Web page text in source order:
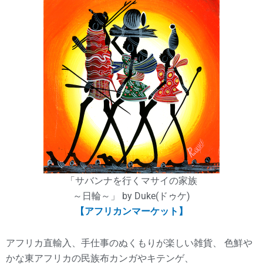
「サバンナを行くマサイの家族
～日輪～」 by Duke(ドゥケ)
【アフリカンマーケット】
アフリカ直輸入、手仕事のぬくもりが楽しい雑貨、 色鮮や
かな東アフリカの民族布カンガやキテンゲ、